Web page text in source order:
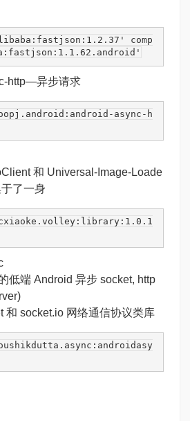
comp
http—异步请求
async-h
和 Universal-Image-Loade
了一身
低端 Android 异步 socket, http
和 socket.io 网络通信协议类库